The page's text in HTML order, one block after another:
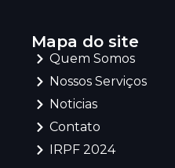
Mapa do site
Quem Somos
Nossos Serviços
Noticias
Contato
IRPF 2024